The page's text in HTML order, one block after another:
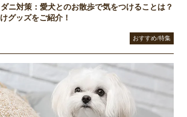
ニ対策：愛犬とのお散歩で気をつけることは？
グッズをご紹介！
おすすめ/特集